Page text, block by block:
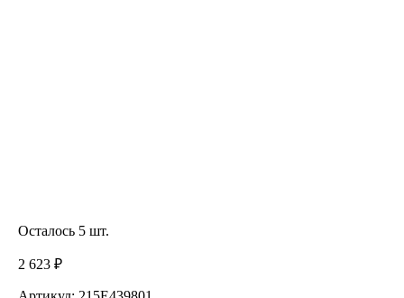
Осталось 5 шт.
2 623 ₽